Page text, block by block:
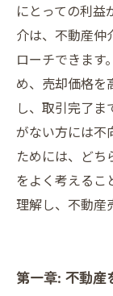
にとっての利益
介は、不動産仲
ローチできます
め、売却価格を
し、取引完了
がない方には不
ためには、どち
をよく考えるこ
理解し、不動産
第一章: 不動産